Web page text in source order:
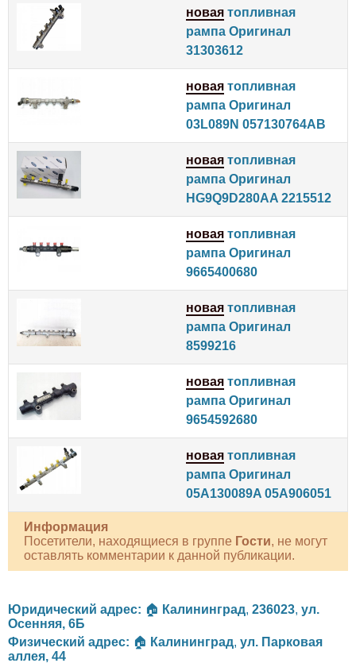
новая топливная
рампа Оригинал
31303612
новая топливная
рампа Оригинал
03L089N 057130764AB
новая топливная
рампа Оригинал
HG9Q9D280AA 2215512
новая топливная
рампа Оригинал
9665400680
новая топливная
рампа Оригинал
8599216
новая топливная
рампа Оригинал
9654592680
новая топливная
рампа Оригинал
05A130089A 05A906051
Информация
Посетители, находящиеся в группе Гости, не могут
оставлять комментарии к данной публикации.
Юридический адрес: 🏠 Калининград, 236023, ул.
Осенняя, 6Б
Физический адрес: 🏠 Калининград, ул. Парковая
аллея, 44